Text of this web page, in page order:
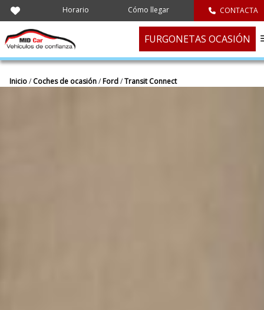
Horario Cómo llegar CONTACTA
FURGONETAS OCASIÓN
Inicio/ Coches de ocasión/Ford/Transit Connect